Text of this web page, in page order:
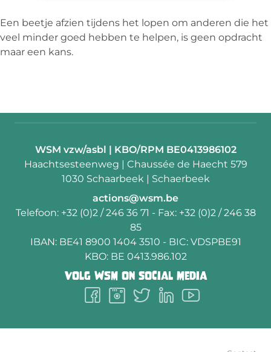
Een beetje afzien tijdens het lopen om anderen die het
veel minder goed hebben te helpen, is geen opdracht
maar een kans.
Contactpersoon:
WSM vzw/asbl | KBO/RPM BE0413986102
Adres:
Haachtsesteenweg | Chaussée de Haecht 579
1030 Schaarbeek | Schaerbeek
E-
mail:
actions@wsm.be
Telefoon: +32 (0)2 / 246 36 71 - Fax: +32 (0)2 / 246 38
85
IBAN: BE41 8900 1404 3510 - BIC: VDSPBE91
KBO: BE 0413.986.102
Volg WSMon social media
Follow
us
Facebook
Follow
us
Instagram
Follow
us
Twitter
Follow
us
LinkedIn
Follow
us
Youtube